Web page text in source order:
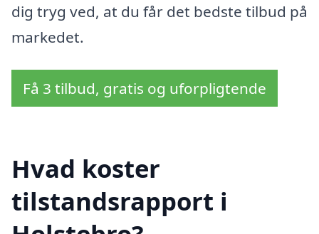
dig tryg ved, at du får det bedste tilbud på
markedet.
Få 3 tilbud, gratis og uforpligtende
Hvad koster
tilstandsrapport i